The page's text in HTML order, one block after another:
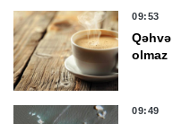
09:53
olmaz
09:49